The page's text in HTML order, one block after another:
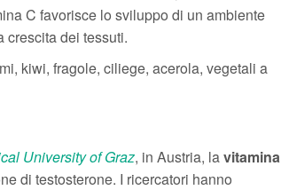
C favorisce lo sviluppo di un ambiente
crescita dei tessuti.
kiwi, fragole, ciliege, acerola, vegetali a
University of Graz, in Austria, lavitamina
di testosterone. I ricercatori hanno